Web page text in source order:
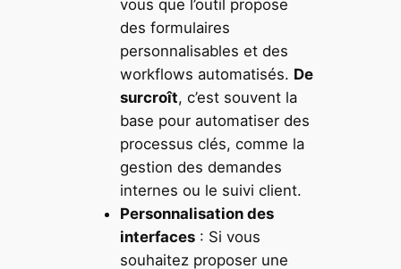
vous que l’outil propose
des formulaires
personnalisables et des
workflows automatisés. De
surcroît, c’est souvent la
base pour automatiser des
processus clés, comme la
gestion des demandes
internes ou le suivi client.
Personnalisation des
interfaces : Si vous
souhaitez proposer une